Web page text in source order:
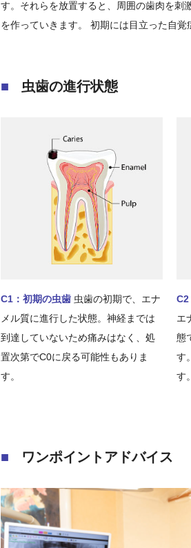
す。それらを放置すると、周囲の歯肉を刺
を作っていきます。 初期には目立った自
虫歯の進行状態
C1：初期の虫歯 虫歯の初期で、エナ
メル質に進行した状態。神経までは
到達していないため痛みはなく、処
置次第でC0に戻る可能性もありま
す。
C2
エ
態
す
す
ワンポイントアドバイス